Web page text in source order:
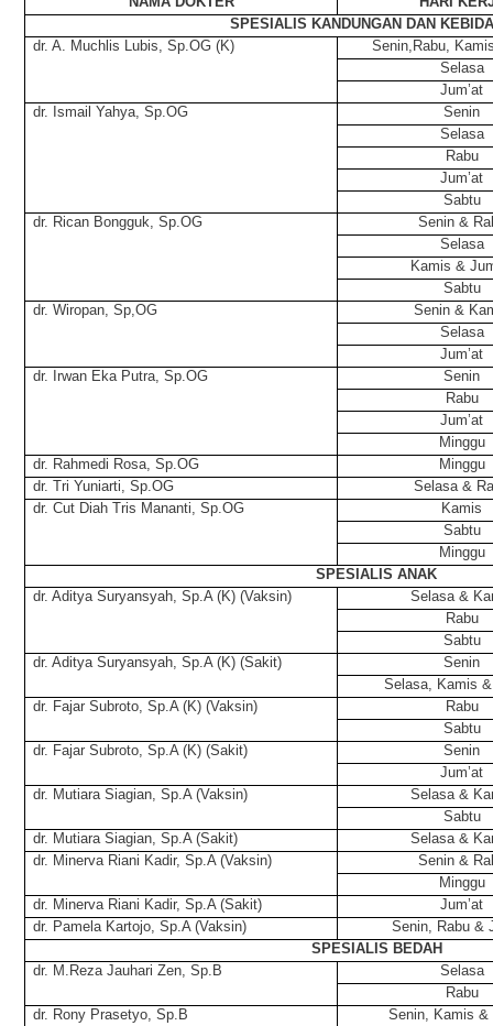
SPESIALIS KANDUNGAN DAN
dr. A. Muchlis Lubis, Sp.OG (K)
Senin,Rabu,
Selasa
Jum’at
dr. Ismail Yahya, Sp.OG
Senin
Selasa
Rabu
Jum’at
Sabtu
dr. Rican Bongguk, Sp.OG
Senin &
Selasa
Kamis &
Sabtu
dr. Wiropan, Sp,OG
Senin &
Selasa
Jum’at
dr. Irwan Eka Putra, Sp.OG
Senin
Rabu
Jum’at
Minggu
dr. Rahmedi Rosa, Sp.OG
Minggu
dr. Tri Yuniarti, Sp.OG
Selasa &
dr. Cut Diah Tris Mananti, Sp.OG
Kamis
Sabtu
Minggu
SPESIALIS ANAK
dr. Aditya Suryansyah, Sp.A (K) (Vaksin)
Selasa &
Rabu
Sabtu
dr. Aditya Suryansyah, Sp.A (K) (Sakit)
Senin
Selasa, Kamis &
dr. Fajar Subroto, Sp.A (K) (Vaksin)
Rabu
Sabtu
dr. Fajar Subroto, Sp.A (K) (Sakit)
Senin
Jum’at
dr. Mutiara Siagian, Sp.A (Vaksin)
Selasa &
Sabtu
dr. Mutiara Siagian, Sp.A (Sakit)
Selasa &
dr. Minerva Riani Kadir, Sp.A (Vaksin)
Senin &
Minggu
dr. Minerva Riani Kadir, Sp.A (Sakit)
Jum’at
dr. Pamela Kartojo, Sp.A (Vaksin)
Senin, Rabu &
SPESIALIS BEDAH
dr. M.Reza Jauhari Zen, Sp.B
Selasa
Rabu
dr. Rony Prasetyo, Sp.B
Senin, Kamis &